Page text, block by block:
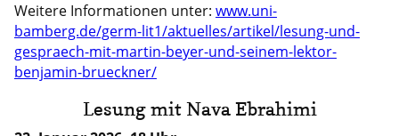
Weitere Informationen unter: www.uni-
bamberg.de/germ-lit1/aktuelles/artikel/lesung-und-
gespraech-mit-martin-beyer-und-seinem-lektor-
benjamin-brueckner/
Lesung mit Nava Ebrahimi